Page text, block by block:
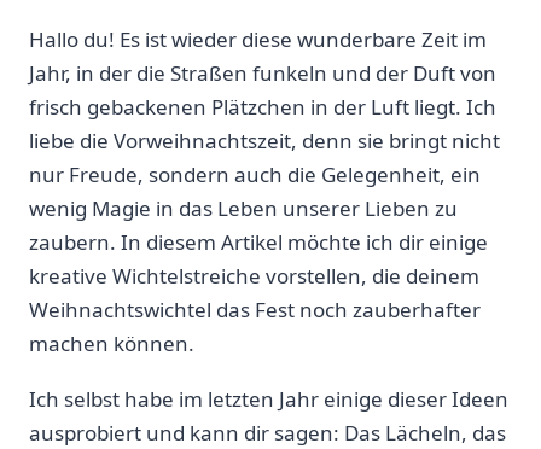
Hallo du! Es ⁣ist wieder diese wunderbare⁣ Zeit im
Jahr, in der die Straßen funkeln und der Duft von
frisch‌ gebackenen Plätzchen ​in der Luft⁣ liegt. Ich
liebe die Vorweihnachtszeit, denn sie bringt nicht
nur Freude, sondern auch die Gelegenheit, ein
wenig‍ Magie in das Leben unserer Lieben zu
zaubern. In ‌diesem ​Artikel möchte ich dir einige
kreative Wichtelstreiche vorstellen,​ die⁣ deinem
Weihnachtswichtel das Fest noch⁤ zauberhafter
machen können.
Ich selbst habe im letzten Jahr einige dieser Ideen
ausprobiert und kann dir sagen: Das Lächeln, das